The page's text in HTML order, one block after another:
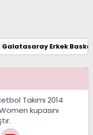
Galatasaray Erkek
Takımı 2014
kupasını